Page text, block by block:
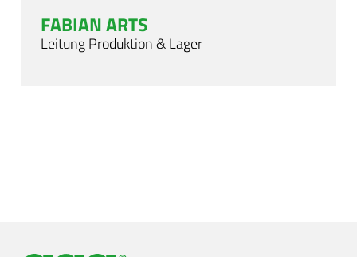
FABIAN ARTS
Leitung Produktion & Lager